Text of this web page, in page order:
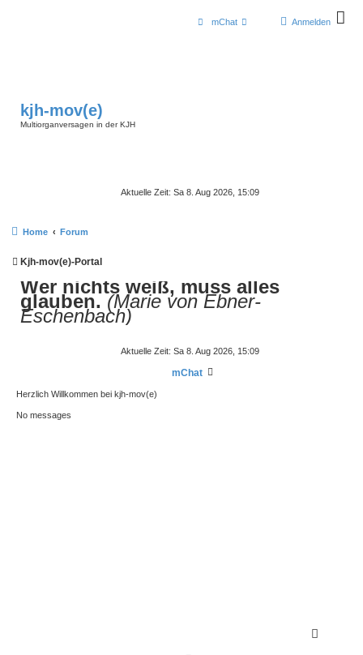
Anmelden
mChat
kjh-mov(e)
Multiorganversagen in der KJH
Aktuelle Zeit: Sa 8. Aug 2026, 15:09
Home Forum
Kjh-mov(e)-Portal
Wer nichts weiß, muss alles
glauben. (Marie von Ebner-
Eschenbach)
Aktuelle Zeit: Sa 8. Aug 2026, 15:09
mChat
Herzlich Willkommen bei kjh-mov(e)
No messages